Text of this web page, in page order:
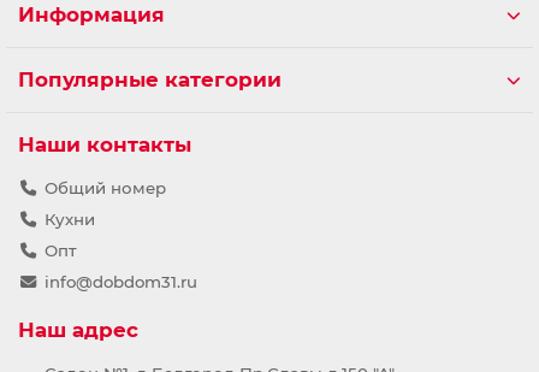
Информация
Популярные категории
Наши контакты
Общий номер
Кухни
Опт
info@dobdom31.ru
Наш адрес